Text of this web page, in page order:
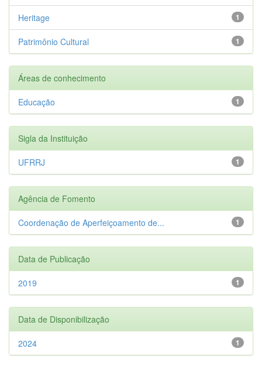
1
Heritage
1
Patrimônio Cultural
Áreas de conhecimento
1
Educação
Sigla da Instituição
1
UFRRJ
Agência de Fomento
1
Coordenação de Aperfeiçoamento de...
Data de Publicação
1
2019
Data de Disponibilização
1
2024